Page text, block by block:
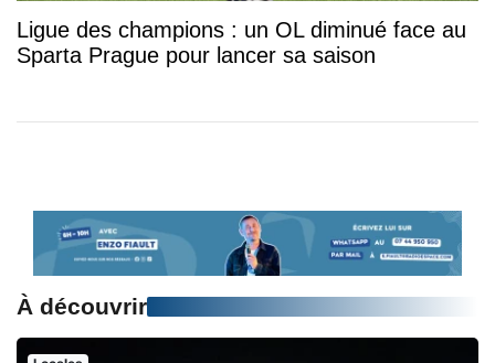
Ligue des champions : un OL diminué face au
Sparta Prague pour lancer sa saison
À découvrir